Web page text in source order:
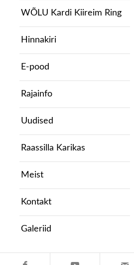
WÕLU Kardi Kiireim Ring
Hinnakiri
E-pood
Rajainfo
Uudised
Raassilla Karikas
Meist
Kontakt
Galeriid